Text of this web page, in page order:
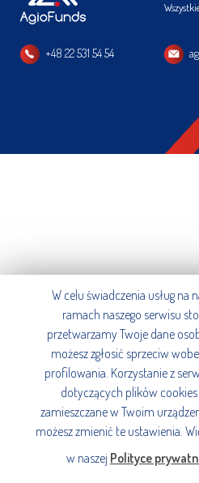
+48 22 531 54 54
W celu świadczenia usług na
ramach naszego serwisu
przetwarzamy Twoje dane
możesz zgłosić sprzeciw
profilowania. Korzystanie z
dotyczących plików cookies
zamieszczane w Twoim
możesz zmienić te ustawienia.
w naszej Polityce